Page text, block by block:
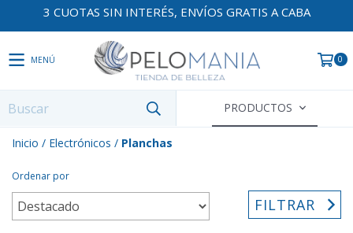
3 CUOTAS SIN INTERÉS, ENVÍOS GRATIS A CABA
MENÚ 0
PRODUCTOS
Inicio / Electrónicos / Planchas
Ordenar por
FILTRAR